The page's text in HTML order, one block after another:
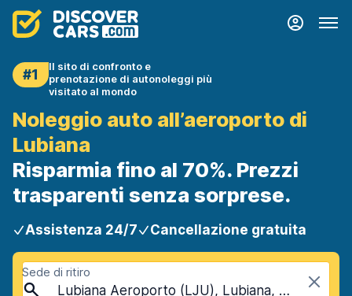
#1
Il sito di confronto e
prenotazione di autonoleggi più
visitato al mondo
Noleggio auto all’aeroporto di
Lubiana
Risparmia fino al 70%. Prezzi
trasparenti senza sorprese.
Assistenza 24/7 Cancellazione gratuita
Sede di ritiro
Lubiana Aeroporto (LJU), Lubiana, Slovenia